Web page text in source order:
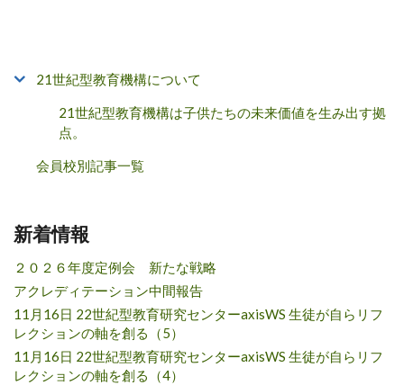
21世紀型教育機構について
21世紀型教育機構は子供たちの未来価値を生み出す拠
点。
会員校別記事一覧
新着情報
２０２６年度定例会 新たな戦略
アクレディテーション中間報告
11月16日 22世紀型教育研究センターaxisWS 生徒が自らリフ
レクションの軸を創る（5）
11月16日 22世紀型教育研究センターaxisWS 生徒が自らリフ
レクションの軸を創る（4）